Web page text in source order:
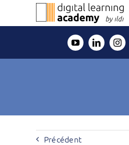
contenu
Précédent